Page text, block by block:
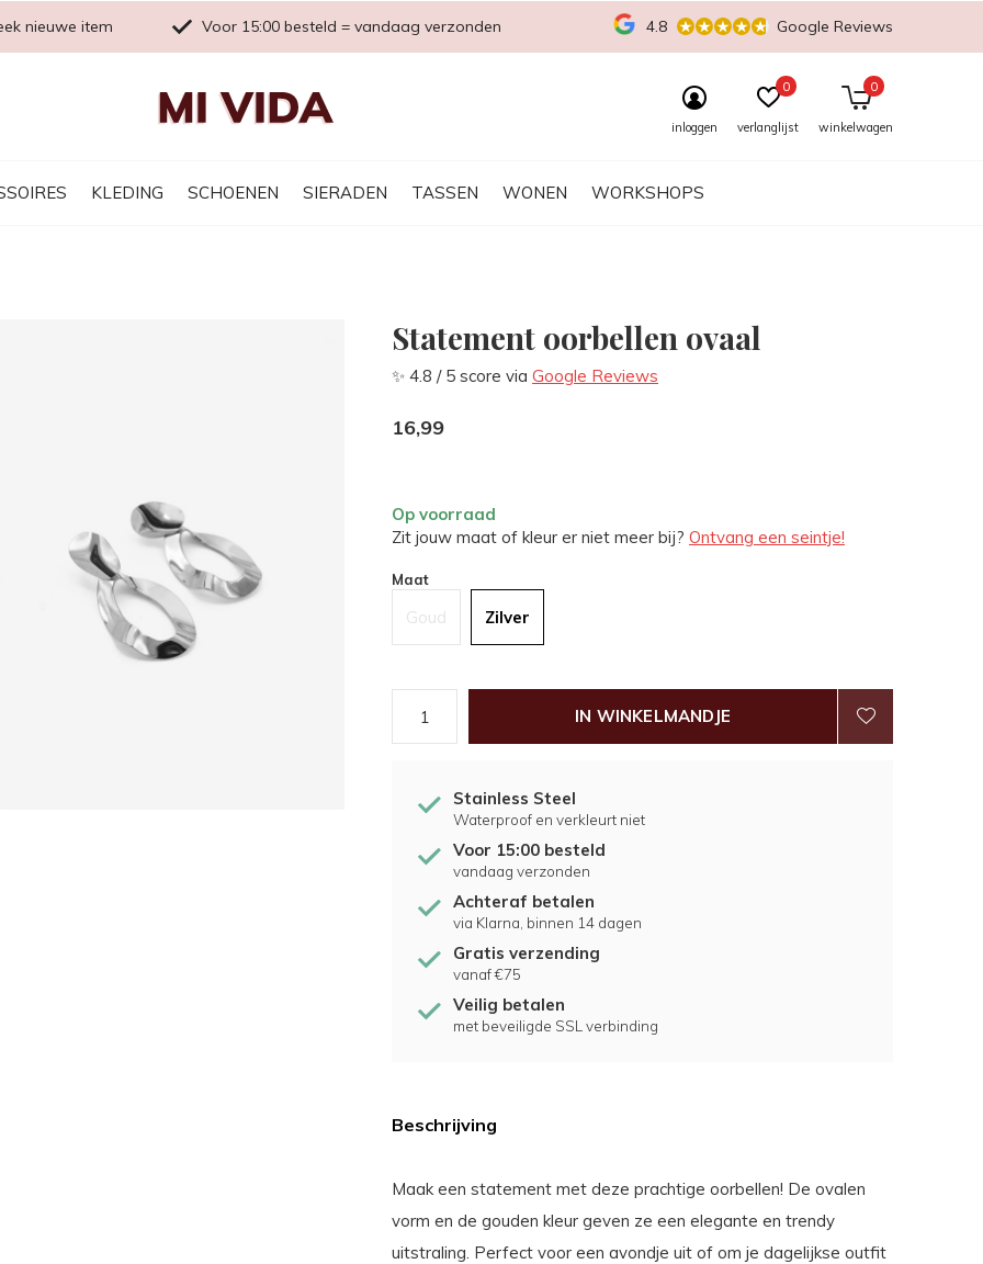
KLEDING SCHOENEN SIERADEN TASSEN WONEN WORKSHOPS
inloggen verlanglijst
0
winkelwagen
0
nieuwe item Voor 15:00 besteld = vandaag verzonden 4.8 Google Reviews
Statement oorbellen ovaal
✨ 4.8 / 5 score via Google Reviews
16,99
Op voorraad
Zit jouw maat of kleur er niet meer bij? Ontvang een seintje!
Maat
Goud Zilver
IN WINKELMANDJE
Stainless Steel
Waterproof en verkleurt niet
Voor 15:00 besteld
vandaag verzonden
Achteraf betalen
via Klarna, binnen 14 dagen
Gratis verzending
vanaf €75
Veilig betalen
met beveiligde SSL verbinding
Beschrijving
Maak een statement met deze prachtige oorbellen! De ovalen
vorm en de gouden kleur geven ze een elegante en trendy
uitstraling. Perfect voor een avondje uit of om je dagelijkse outfit